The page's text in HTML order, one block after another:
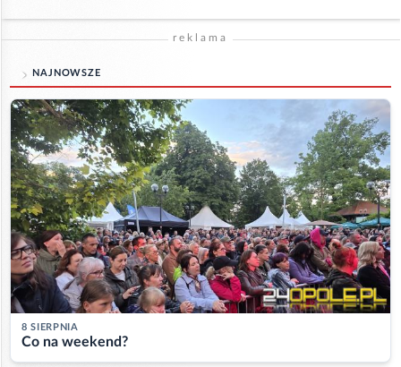
reklama
NAJNOWSZE
8 SIERPNIA
Co na weekend?